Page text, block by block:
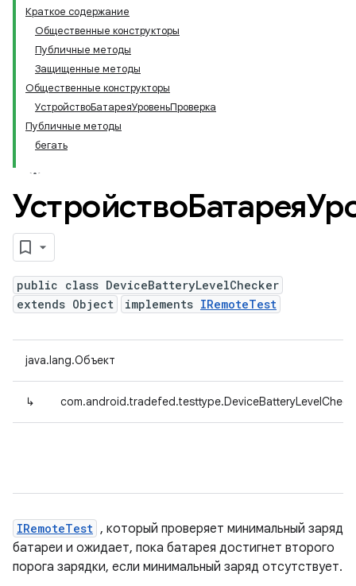
Краткое содержание
Общественные конструкторы
Публичные методы
Защищенные методы
Общественные конструкторы
УстройствоБатареяУровеньПроверка
Публичные методы
бегать
public class DeviceBatteryLevelChecker
extends Object
implements IRemoteTest
java.lang.Объект
↳
IRemoteTest , который проверяет минимальный заряд
батареи и ожидает, пока батарея достигнет второго
порога зарядки, если минимальный заряд отсутствует.